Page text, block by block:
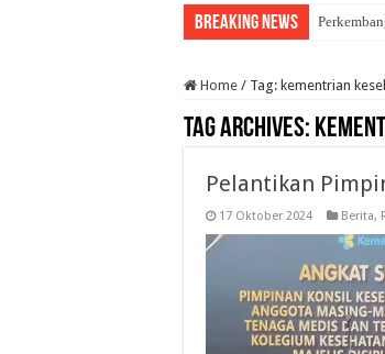
Breaking News
Home / Tag: kementrian
Tag Archives:
Pelantikan
17 Oktober 2024 Berita,